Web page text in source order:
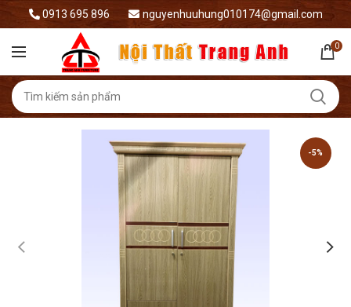
0913 695 896 nguyenhuuhung010174@gmail.com
0
-5%